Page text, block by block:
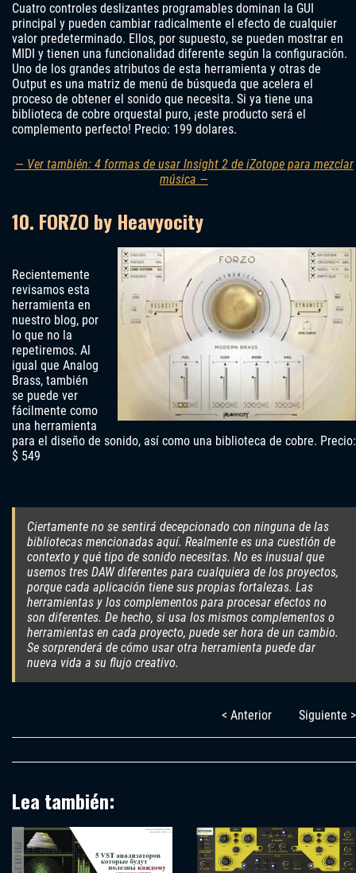
Cuatro controles deslizantes programables dominan la GUI
principal y pueden cambiar radicalmente el efecto de cualquier
valor predeterminado. Ellos, por supuesto, se pueden mostrar en
MIDI y tienen una funcionalidad diferente según la configuración.
Uno de los grandes atributos de esta herramienta y otras de
Output es una matriz de menú de búsqueda que acelera el
proceso de obtener el sonido que necesita. Si ya tiene una
biblioteca de cobre orquestal puro, ¡este producto será el
complemento perfecto! Precio: 199 dolares.
— Ver también: 4 formas de usar Insight 2 de iZotope para mezclar
música —
10. FORZO by Heavyocity
Recientemente
revisamos esta
herramienta en
nuestro blog, por
lo que no la
repetiremos. Al
igual que Analog
Brass, también
se puede ver
fácilmente como
una herramienta
para el diseño de sonido, así como una biblioteca de cobre. Precio:
$ 549
Ciertamente no se sentirá decepcionado con ninguna de las
bibliotecas mencionadas aquí. Realmente es una cuestión de
contexto y qué tipo de sonido necesitas. No es inusual que
usemos tres DAW diferentes para cualquiera de los proyectos,
porque cada aplicación tiene sus propias fortalezas. Las
herramientas y los complementos para procesar efectos no
son diferentes. De hecho, si usa los mismos complementos o
herramientas en cada proyecto, puede ser hora de un cambio.
Se sorprenderá de cómo usar otra herramienta puede dar
nueva vida a su flujo creativo.
< Anterior Siguiente >
Lea también: